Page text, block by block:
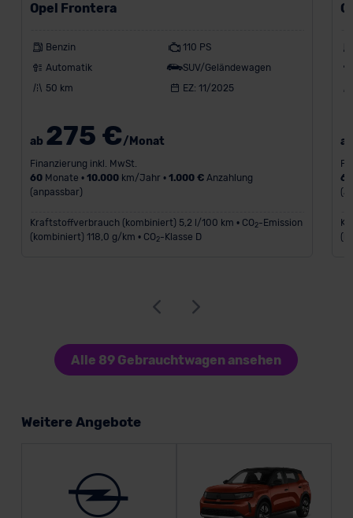
Opel Frontera
Benzin
110 PS
Automatik
SUV/Geländewagen
50 km
EZ: 11/2025
ab 275 €/Monat
Finanzierung inkl. MwSt.
60Monate • 10.000km/Jahr • 1.000 €Anzahlung
(anpassbar)
Kraftstoffverbrauch (kombiniert) 5,2 l/100 km • CO2-Emission
(kombiniert) 118,0 g/km • CO2-Klasse D
60
Alle 89 Gebrauchtwagen ansehen
Weitere Angebote